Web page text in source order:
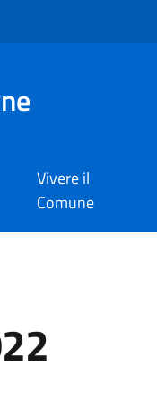
Vivere il
Comune